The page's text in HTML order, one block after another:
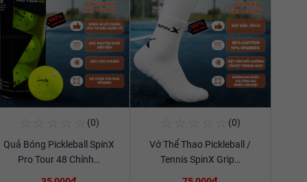
Xem chi tiết
(0)
Quả Bóng Pickleball SpinX
Pro Tour 48 Chính…
(0)
Vớ Thể Thao Pickleball /
Tennis SpinX Grip…